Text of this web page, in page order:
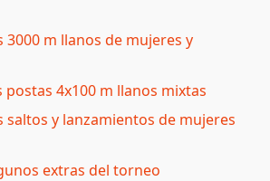
3000 m llanos de mujeres y
postas 4x100 m llanos mixtas
saltos y lanzamientos de mujeres
extras del torneo